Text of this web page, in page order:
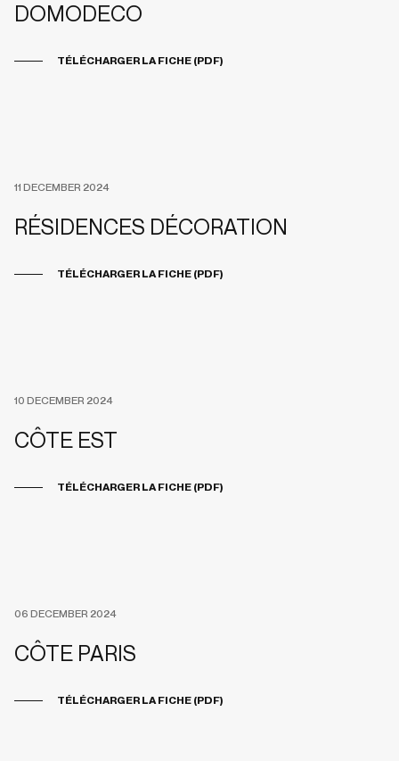
DOMODECO
TÉLÉCHARGER LA FICHE (PDF)
11 DECEMBER 2024
RÉSIDENCES DÉCORATION
TÉLÉCHARGER LA FICHE (PDF)
10 DECEMBER 2024
CÔTE EST
TÉLÉCHARGER LA FICHE (PDF)
06 DECEMBER 2024
CÔTE PARIS
TÉLÉCHARGER LA FICHE (PDF)